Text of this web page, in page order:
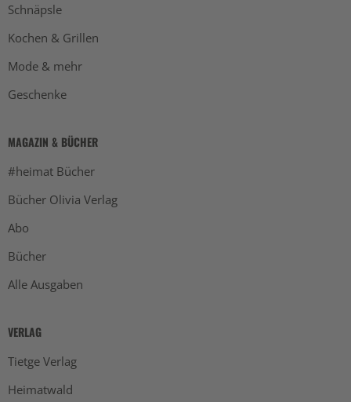
Schnäpsle
Kochen & Grillen
Mode & mehr
Geschenke
MAGAZIN & BÜCHER
#heimat Bücher
Bücher Olivia Verlag
Abo
Bücher
Alle Ausgaben
VERLAG
Tietge Verlag
Heimatwald